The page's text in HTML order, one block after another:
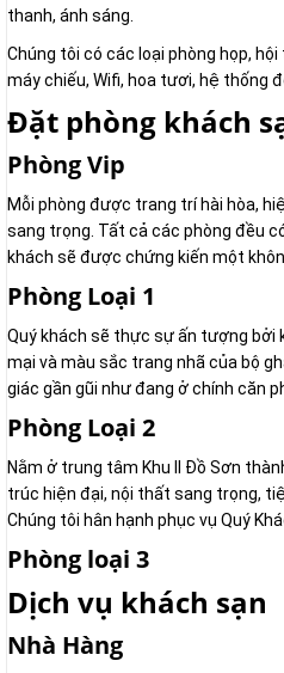
thanh, ánh sáng.
Chúng tôi có các loại phòng họp,
máy chiếu, Wifi, hoa tươi, hệ thống
Đặt phòng khách
Phòng Vip
Mỗi phòng được trang trí hài hòa,
sang trọng. Tất cả các phòng đều
khách sẽ được chứng kiến một
Phòng Loại 1
Quý khách sẽ thực sự ấn tượng bởi
mại và màu sắc trang nhã của bộ
giác gần gũi như đang ở chính căn
Phòng Loại 2
Nằm ở trung tâm Khu II Đồ Sơn
trúc hiện đại, nội thất sang trọng,
Chúng tôi hân hạnh phục vụ Quý
Phòng loại 3
Dịch vụ khách sạn
Nhà Hàng